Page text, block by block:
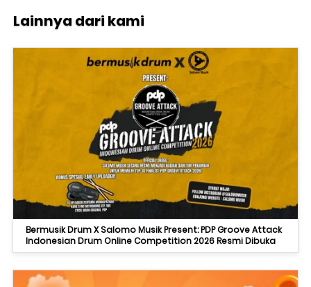
Lainnya dari kami
Bermusik Drum X Salomo Musik Present: PDP Groove Attack
Indonesian Drum Online Competition 2026 Resmi Dibuka